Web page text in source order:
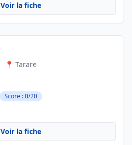
Voir la fiche
📍 Tarare
Score : 0/20
Voir la fiche